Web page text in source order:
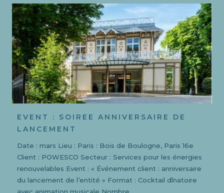
EVENT : SOIREE ANNIVERSAIRE DE
LANCEMENT
Date : mars Lieu : Paris : Bois de Boulogne, Paris 16e
Client : POWESCO Secteur : Services pour les énergies
renouvelables Event : « Événement client : anniversaire
du lancement de l’entité » Format : Cocktail dînatoire
avec animation musicale Nombre...